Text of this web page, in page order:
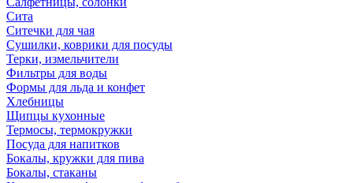
Сита
Ситечки для чая
Сушилки, коврики для посуды
Терки, измельчители
Фильтры для воды
Формы для льда и конфет
Хлебницы
Щипцы кухонные
Термосы, термокружки
Посуда для напитков
Бокалы, кружки для пива
Бокалы, стаканы